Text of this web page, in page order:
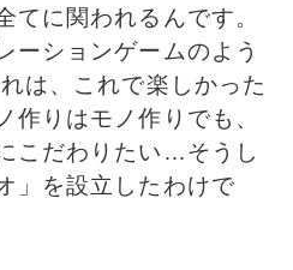
に関われるんです。
ーションゲームのよう
は、これで楽しかった
作りはモノ作りでも、
こだわりたい…そうし
」を設立したわけで